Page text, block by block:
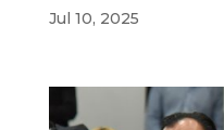
Jul 10, 2025